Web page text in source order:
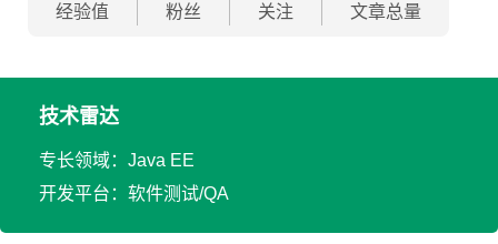
经验值 粉丝 关注 文章总量
技术雷达
专长领域：Java EE
开发平台：软件测试/QA